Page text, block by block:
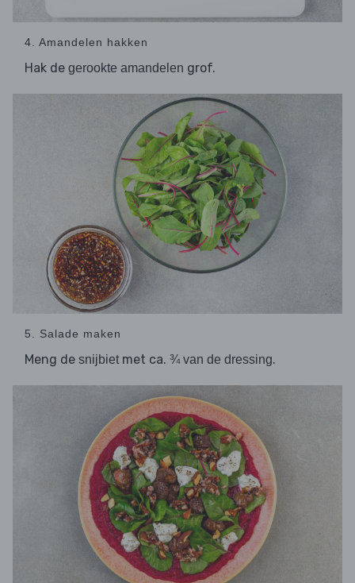
4. Amandelen hakken
Hak de gerookte amandelen grof.
5. Salade maken
Meng de snijbietmet ca. ¾ van de dressing.